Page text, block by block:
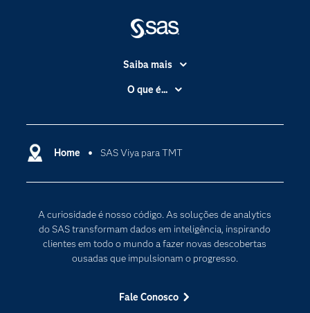
Home SAS Viya para TMT
A curiosidade é nosso código. As soluções de analytics
do SAS transformam dados em inteligência, inspirando
clientes em todo o mundo a fazer novas descobertas
ousadas que impulsionam o progresso.
Fale Conosco
Saiba mais
Acessibilidade
Carreiras
Certificação
Documentação
PARA EDUCADORES
Empresa
O que é...
Computação em nuvem
Transformação digital